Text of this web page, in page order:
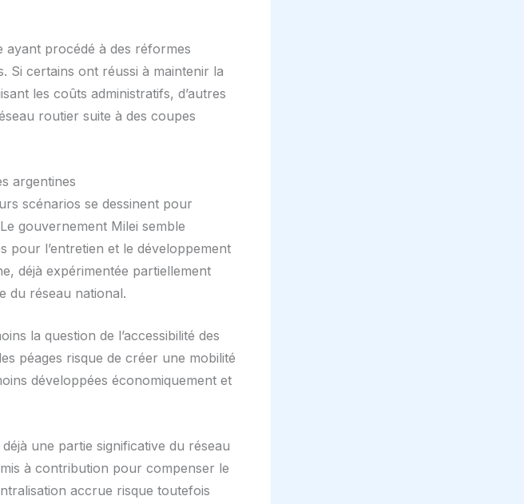
ayant procédé à des réformes
Si certains ont réussi à maintenir la
les coûts administratifs, d’autres
routier suite à des coupes
argentines
scénarios se dessinent pour
gouvernement Milei semble
pour l’entretien et le développement
déjà expérimentée partiellement
du réseau national.
la question de l’accessibilité des
péages risque de créer une mobilité
développées économiquement et
une partie significative du réseau
à contribution pour compenser le
accrue risque toutefois